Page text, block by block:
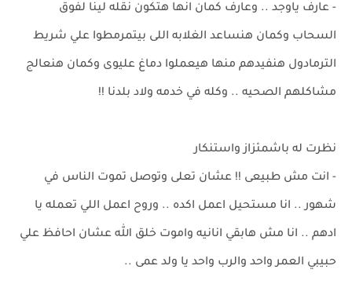
- عارف ياوجد .. وعارف كمان انها هتكون نقله لينا لفوق
السحاب وكمان هنساعد الغلابه اللى بيتمرمطوا علي شريط
الترمادول هنفيدهم منها هيعملوا دماغ عليوى وكمان هنعالج
مشاكلهم الصحيه .. وكله في خدمه ولاد بلدنا !!
نظرت له باشمئزاز واستنكار
- انت مش طبيعى !! عشان تعلى وتوصل تموت الناس في
شهور .. انا مستحيل اعمل اكده .. وروح اعمل اللي تعمله يا
ادهم .. انا مش هابقي انانيه واموت خلق الله عشان احافظ علي
حبيبي العمر واحد والرب واحد يا ولد عمى ..